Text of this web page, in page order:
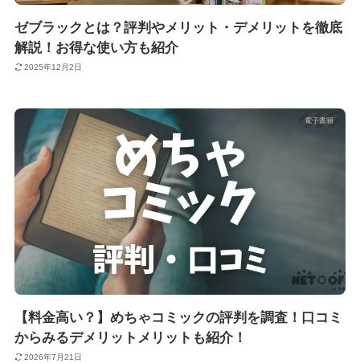
ゼブラックとは？評判やメリット・デメリットを徹底
解説！お得な使い方も紹介
2025年12月2日
電子書籍
【料金高い？】めちゃコミックの評判を調査！口コミ
からみるデメリットメリットも紹介！
2026年7月21日